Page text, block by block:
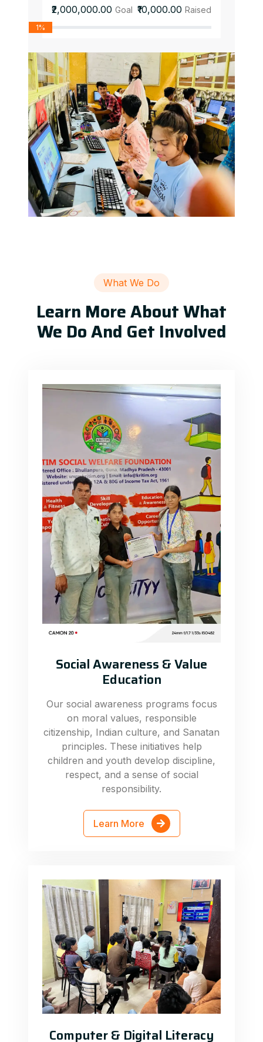
₹2,000,000.00 Goal ₹10,000.00 Raised
1%
What We Do
Learn More About What
We Do And Get Involved
Social Awareness & Value
Education
Our social awareness programs focus
on moral values, responsible
citizenship, Indian culture, and Sanatan
principles. These initiatives help
children and youth develop discipline,
respect, and a sense of social
responsibility.
Learn More
Computer & Digital Literacy